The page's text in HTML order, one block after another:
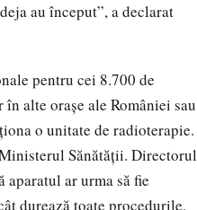
au început”, a declarat
pentru cei 8.700 de
alte oraşe ale României sau
o unitate de radioterapie.
Sănătăţii. Directorul
aparatul ar urma să fie
durează toate procedurile,